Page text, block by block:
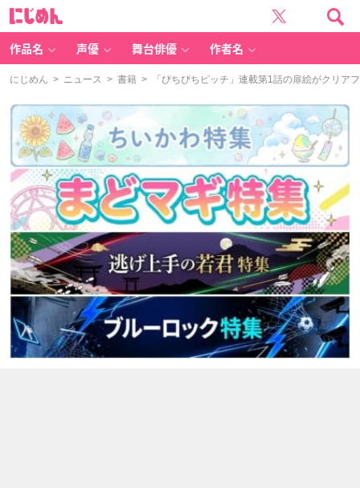
作品名 声優 舞台俳優 作者名
にじめん > ニュース > 書籍 > 「ぴちぴちピッチ」連載第1話の扉絵がクリア